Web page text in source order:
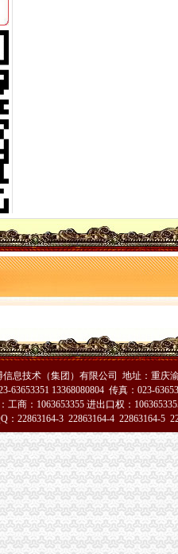
？_中华会计网校_税务网校
山西国税答疑170
_增值税一般纳税人查询_一般
查询广东税务局版下载2.4.0
纳税人资格查询
税有优惠吗_中华会计网校_
税
查来自上海税务-微博
周边服务栏目_机电之家网
资料网
版-新云软件园
提交说明-阿里巴巴商友圈
fpcx/
办安全生产许可证-重庆爱问
信息技术（集团）有限公司 地址：重庆
63653351 13368080804 传真：023-
工商：1063653355 进出口权：
：22863164-3 22863164-4 22863164-5